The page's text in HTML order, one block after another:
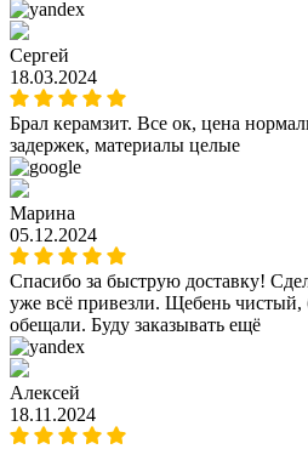
Сергей
18.03.2024
Брал керамзит. Все ок, цена
задержек, материалы целые
Марина
05.12.2024
Спасибо за быструю доставку!
уже всё привезли. Щебень чистый,
обещали. Буду заказывать ещё
Алексей
18.11.2024